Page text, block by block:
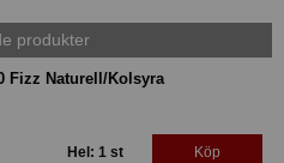
produkter
Fizz Naturell/Kolsyra
Hel: 1 st Köp